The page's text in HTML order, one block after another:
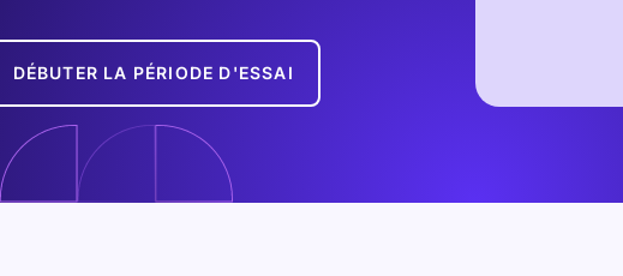
DÉBUTER LA PÉRIODE D'ESSAI